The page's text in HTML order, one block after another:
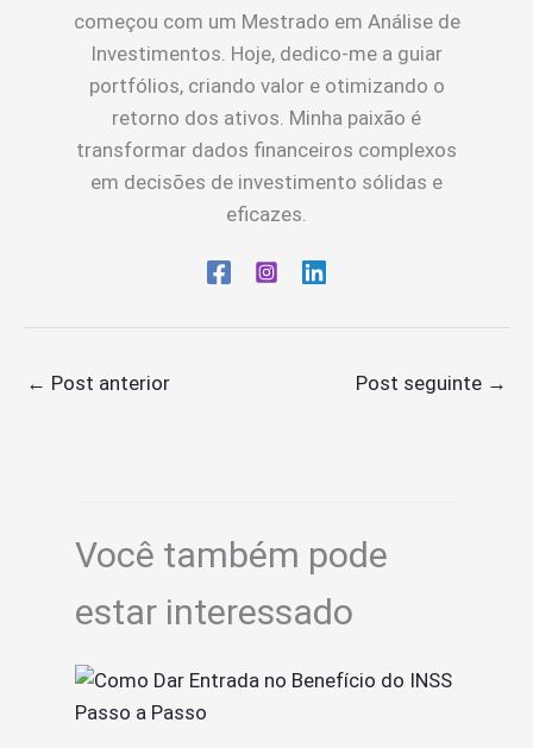
começou com um Mestrado em Análise de
Investimentos. Hoje, dedico-me a guiar
portfólios, criando valor e otimizando o
retorno dos ativos. Minha paixão é
transformar dados financeiros complexos
em decisões de investimento sólidas e
eficazes.
← Post anterior Post seguinte →
Você também pode
estar interessado